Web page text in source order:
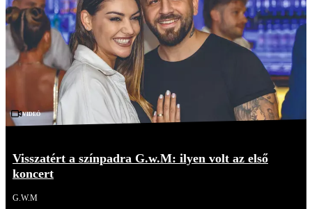
Videó
Visszatért a színpadra G.w.M: ilyen volt az első
koncert
G.W.M